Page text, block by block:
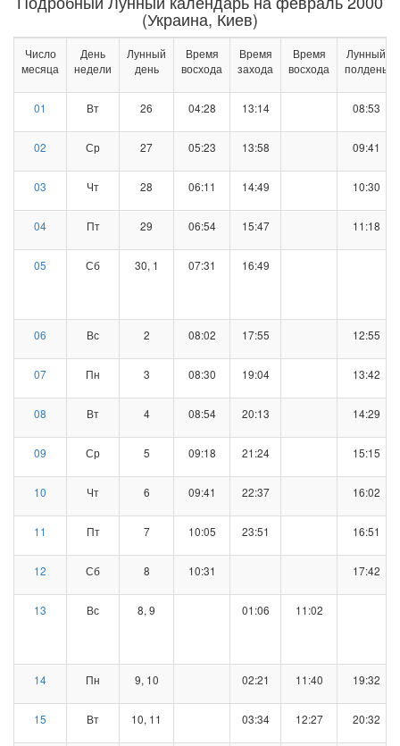
(Украина, Киев)
Число
месяца
День
недели
Лунный
день
Время
восхода
Время
захода
Время
восхода
Лунный
полдень
01 Вт 26 04:28 13:14 08:53
02 Ср 27 05:23 13:58 09:41
03 Чт 28 06:11 14:49 10:30
04 Пт 29 06:54 15:47 11:18
05 Сб 30, 1 07:31 16:49
06 Вс 2 08:02 17:55 12:55
07 Пн 3 08:30 19:04 13:42
08 Вт 4 08:54 20:13 14:29
09 Ср 5 09:18 21:24 15:15
10 Чт 6 09:41 22:37 16:02
11 Пт 7 10:05 23:51 16:51
12 Сб 8 10:31 17:42
13 Вс 8, 9 01:06 11:02
14 Пн 9, 10 02:21 11:40 19:32
15 Вт 10, 11 03:34 12:27 20:32